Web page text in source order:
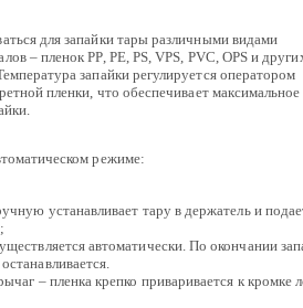
для запайки тары различными видами
– пленок PP, PE, PS, VPS, PVC, OPS и
запайки регулируется оператором
пленки, что обеспечивает максимальное
режиме:
устанавливает тару в держатель и
автоматически. По окончании
– пленка крепко приваривается к кромке